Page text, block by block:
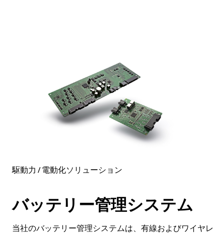
駆動力 / 電動化ソリューション
バッテリー管理システム
当社のバッテリー管理システムは、有線およびワイヤレ